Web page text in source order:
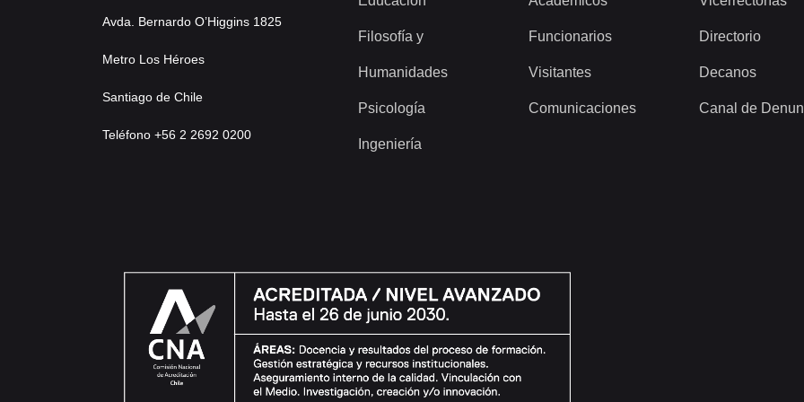
Avda. Bernardo O’Higgins 1825
Metro Los Héroes
Santiago de Chile
Teléfono +56 2 2692 0200
Filosofía y
Humanidades
Psicología
Ingeniería
Funcionarios
Visitantes
Comunicaciones
Directorio
Decanos
Canal de